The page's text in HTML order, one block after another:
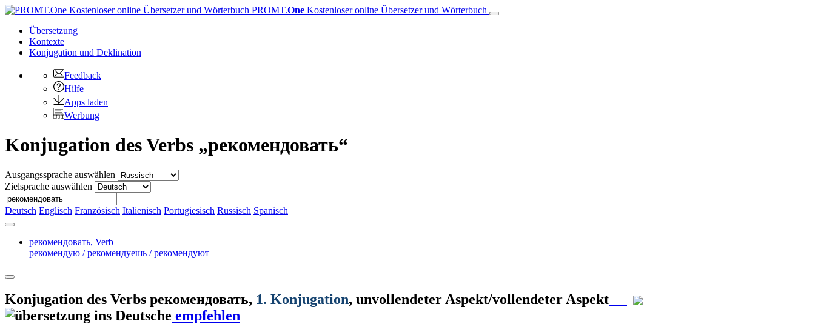
PROMT.One Kostenloser online Übersetzer und Wörterbuch
Übersetzung
Kontexte
Konjugation und Deklination
Feedback
Hilfe
Apps laden
Werbung
Konjugation des Verbs „рекомендовать“
Ausgangssprache auswählen
Zielsprache auswählen
Deutsch Englisch Französisch Italienisch Portugiesisch Russisch Spanisch
рекомендовать, Verb
рекомендую / рекомендуешь / рекомендуют
Konjugation des Verbs рекомендовать, 1. Konjugation, unvollendeter Aspekt/vollendeter Aspekt
empfehlen